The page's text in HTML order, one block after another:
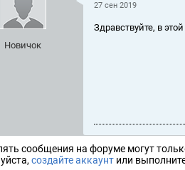
Новичок
27 сен 2019
Здравствуйте, в
сообщения на форуме могут
создайте аккаунт или